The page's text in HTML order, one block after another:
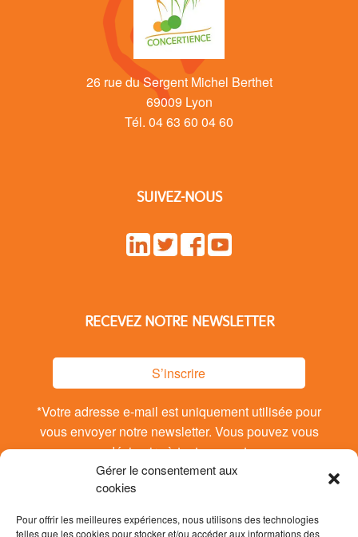
Gérer le consentement aux
cookies
Pour offrir les meilleures expériences, nous utilisons des technologies
telles que les cookies pour stocker et/ou accéder aux informations des
26 rue du Sergent Michel Berthet
69009 Lyon
Tél. 04 63 60 04 60
SUIVEZ-NOUS
RECEVEZ NOTRE NEWSLETTER
S’inscrire
*Votre adresse e-mail est uniquement utilisée pour
vous envoyer notre newsletter. Vous pouvez vous
désinsrire à tout moment.